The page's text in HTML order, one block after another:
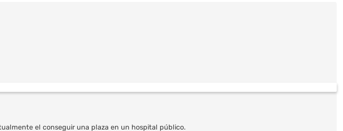
el conseguir una plaza en un hospital público.